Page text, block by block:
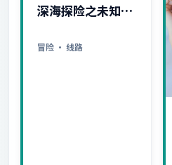
深海探险之未知世
冒险 · 线路